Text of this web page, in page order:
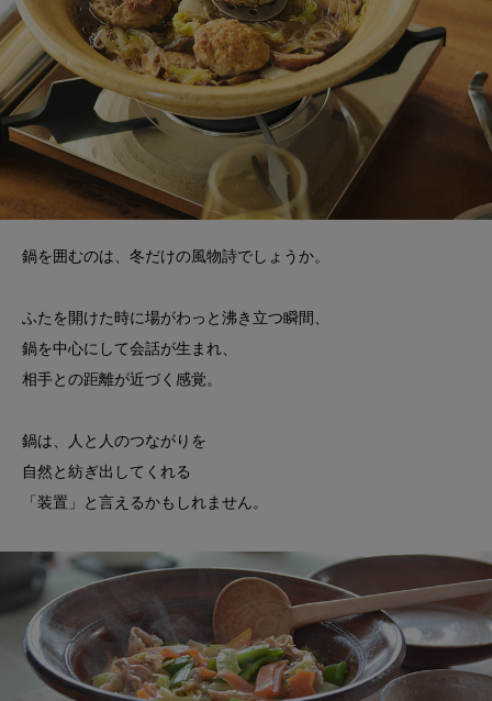
鍋を囲むのは、冬だけの風物詩でしょうか。
ふたを開けた時に場がわっと沸き立つ瞬間、
鍋を中心にして会話が生まれ、
相手との距離が近づく感覚。
鍋は、人と人のつながりを
自然と紡ぎ出してくれる
「装置」と言えるかもしれません。